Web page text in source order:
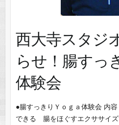
西大寺スタジ
らせ！腸すっ
体験会
●腸すっきりＹｏｇａ体験会 内
できる 腸をほぐすエクササイ